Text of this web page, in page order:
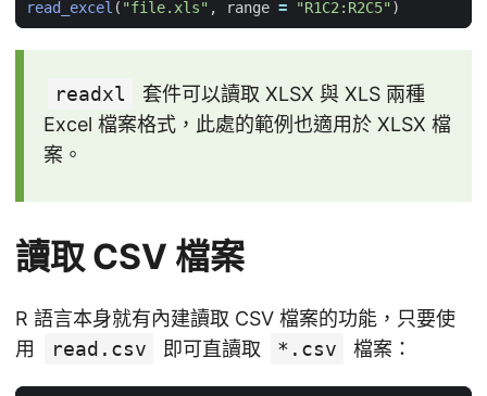
read_excel ( "file.xls" , range = "R1C2:R2C5")
readxl
套件可以讀取 XLSX 與 XLS 兩種
Excel 檔案格式，此處的範例也適用於 XLSX 檔
案。
讀取 CSV 檔案
R 語言本身就有內建讀取 CSV 檔案的功能，只要使
用
read.csv 即可直讀取 *.csv 檔案：